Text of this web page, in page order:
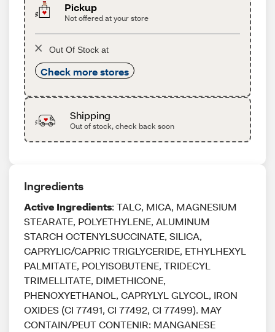
Pickup
Not offered at your store
Out Of Stock at
Check more stores
Shipping
Out of stock, check back soon
Ingredients
Active Ingredients: TALC, MICA, MAGNESIUM
STEARATE, POLYETHYLENE, ALUMINUM
STARCH OCTENYLSUCCINATE, SILICA,
CAPRYLIC/CAPRIC TRIGLYCERIDE, ETHYLHEXYL
PALMITATE, POLYISOBUTENE, TRIDECYL
TRIMELLITATE, DIMETHICONE,
PHENOXYETHANOL, CAPRYLYL GLYCOL, IRON
OXIDES (CI 77491, CI 77492, CI 77499). MAY
CONTAIN/PEUT CONTENIR: MANGANESE